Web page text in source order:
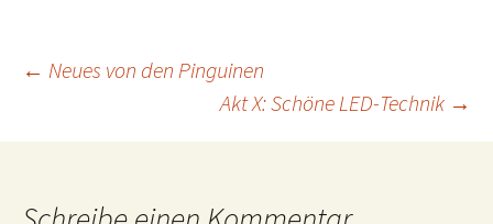
Beitrags-
Navigation
← Neues von den Pinguinen
Akt X: Schöne LED-Technik →